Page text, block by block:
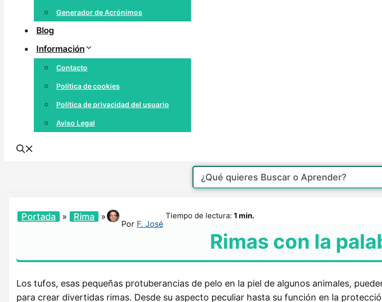
Generador de Acrónimos
Blog
Información
Contacto
Política de cookies
Política de privacidad del usuario
Aviso Legal
Portada » Rima »
Por F. José
Tiempo de lectura: 1 min.
Rimas con la
Los tufos, esas pequeñas protuberancias de pelo en la piel de algunos animales,
para crear divertidas rimas. Desde su aspecto peculiar hasta su función en la